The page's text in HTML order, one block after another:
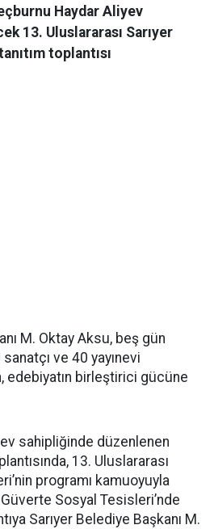
Haydar Aliyev
13. Uluslararası Sarıyer
toplantısı
M. Oktay Aksu, beş gün
ve 40 yayınevi
edebiyatın birleştirici gücüne
ev sahipliğinde düzenlenen
13. Uluslararası
programı kamuoyuyla
Sosyal Tesisleri’nde
Sarıyer Belediye Başkanı M.